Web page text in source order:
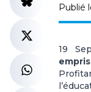
Publié
19